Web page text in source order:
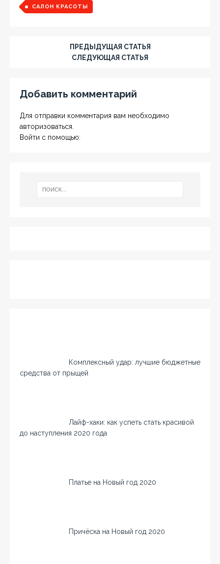
САЛОН КРАСОТЫ
ПРЕДЫДУЩАЯ СТАТЬЯ
СЛЕДУЮЩАЯ СТАТЬЯ
Добавить комментарий
Для отправки комментария вам необходимо
авторизоваться
Войти с помощью:
Комплексный удар: лучшие бюджетные
средства от прыщей
Лайф-хаки: как успеть стать красивой
до наступления 2020 года
Платье на Новый год 2020
Причёска на Новый год 2020